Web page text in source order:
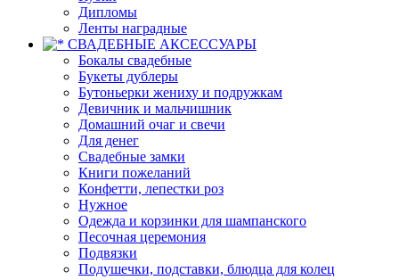
Дипломы
Ленты наградные
СВАДЕБНЫЕ АКСЕССУАРЫ
Бокалы свадебные
Букеты дублеры
Бутоньерки жениху и подружкам
Девичник и мальчишник
Домашний очаг и свечи
Для денег
Свадебные замки
Книги пожеланий
Конфетти, лепестки роз
Нужное
Одежда и корзинки для шампанского
Песочная церемония
Подвязки
Подушечки, подставки, блюдца для колец